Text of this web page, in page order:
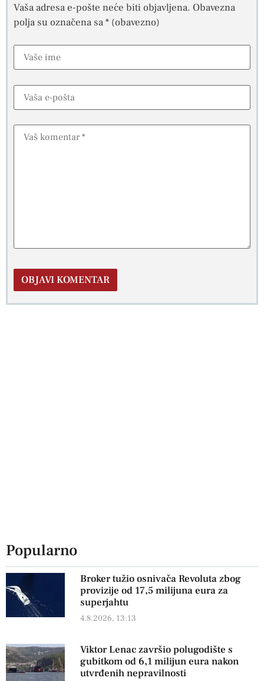
Vaša adresa e-pošte neće biti objavljena. Obavezna
polja su označena sa* (obavezno)
Popularno
Broker tužio osnivača Revoluta zbog
provizije od 17,5 milijuna eura za
superjahtu
4.8.2026, 13:13
Viktor Lenac završio polugodište s
gubitkom od 6,1 milijun eura nakon
utvrđenih nepravilnosti